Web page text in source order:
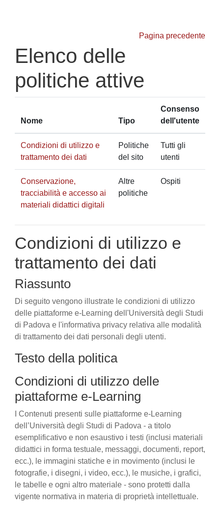
Pagina precedente
Elenco delle
politiche attive
Nome Tipo
Consenso
dell'utente
Condizioni di utilizzo e
trattamento dei dati
Politiche
del sito
Tutti gli
utenti
Conservazione,
tracciabilità e accesso ai
materiali didattici digitali
Altre
politiche
Ospiti
Condizioni di utilizzo e
trattamento dei dati
Riassunto
Di seguito vengono illustrate le condizioni di utilizzo
delle piattaforme e-Learning dell'Università degli Studi
di Padova e l'informativa privacy relativa alle modalità
di trattamento dei dati personali degli utenti.
Testo della politica
Condizioni di utilizzo delle
piattaforme e-Learning
I Contenuti presenti sulle piattaforme e-Learning
dell’Università degli Studi di Padova - a titolo
esemplificativo e non esaustivo i testi (inclusi materiali
didattici in forma testuale, messaggi, documenti, report,
ecc.), le immagini statiche e in movimento (inclusi le
fotografie, i disegni, i video, ecc.), le musiche, i grafici,
le tabelle e ogni altro materiale - sono protetti dalla
vigente normativa in materia di proprietà intellettuale.